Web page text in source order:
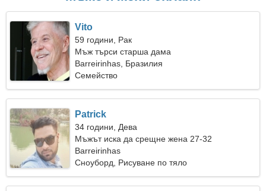
Vito
59 години, Рак
Мъж търси старша дама
Barreirinhas, Бразилия
Семейство
Patrick
34 години, Дева
Мъжът иска да срещне жена 27-32
Barreirinhas
Сноуборд, Рисуване по тяло